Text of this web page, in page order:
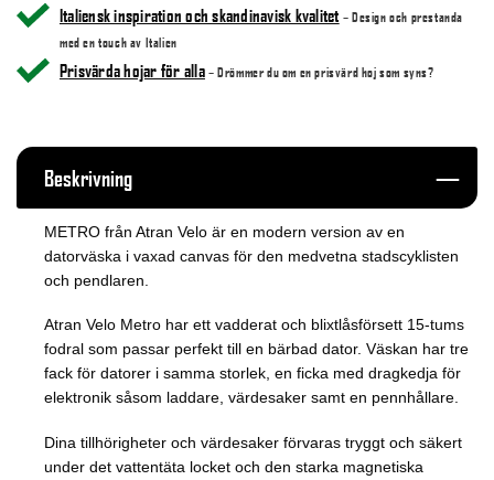
Italiensk inspiration och skandinavisk kvalitet – Design och prestanda
med en touch av Italien
Prisvärda hojar för alla – Drömmer du om en prisvärd hoj som syns?
Beskrivning
METRO från Atran Velo är en modern version av en
datorväska i vaxad canvas för den medvetna stadscyklisten
och pendlaren.
Atran Velo Metro har ett vadderat och blixtlåsförsett 15-tums
fodral som passar perfekt till en bärbad dator. Väskan har tre
fack för datorer i samma storlek, en ficka med dragkedja för
elektronik såsom laddare, värdesaker samt en pennhållare.
Dina tillhörigheter och värdesaker förvaras tryggt och säkert
under det vattentäta locket och den starka magnetiska